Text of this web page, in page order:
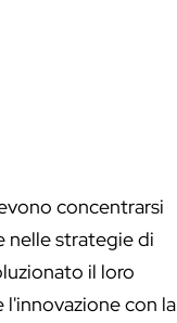
concentrarsi
nelle strategie di
il loro
con la